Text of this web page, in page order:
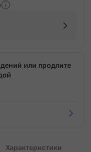
или продлите
Характеристики